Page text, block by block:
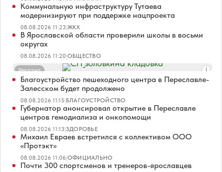
Коммунальную инфраструктуру Тутаева
модернизируют при поддержке нацпроекта
08.08.2026 11:23|ЖКХ
В Ярославской области проверили школы в восьми
округах
08.08.2026 11:20|ОБЩЕСТВО
Реклама
Благоустройство пешеходного центра в Переславле-
Залесском будет продолжено
08.08.2026 11:15|БЛАГОУСТРОЙСТВО
Губернатор анонсировал открытие в Переславле
центров гемодиализа и онкопомощи
08.08.2026 11:13|ЗДОРОВЬЕ
Михаил Евраев встретился с коллективом ООО
«Протэкт»
08.08.2026 11:06|ОФИЦИАЛЬНО
Почти 300 спортсменов и тренеров-ярославцев